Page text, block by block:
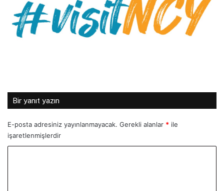
Bir yanıt yazın
E-posta adresiniz yayınlanmayacak. Gerekli alanlar * ile
işaretlenmişlerdir